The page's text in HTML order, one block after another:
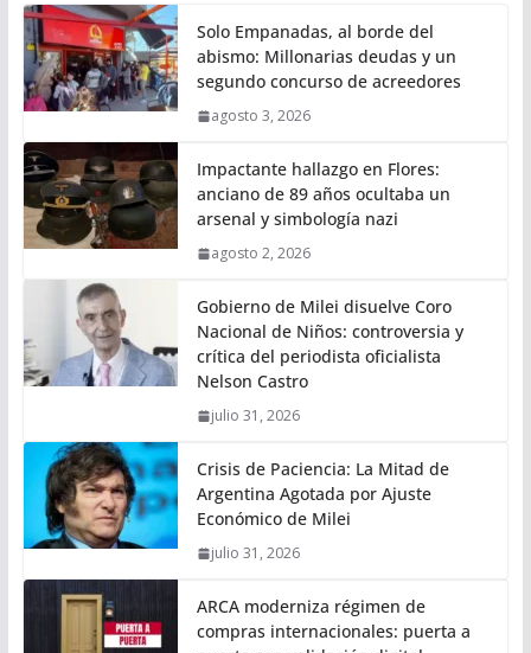
Solo Empanadas, al borde del
abismo: Millonarias deudas y un
segundo concurso de acreedores
agosto 3, 2026
Impactante hallazgo en Flores:
anciano de 89 años ocultaba un
arsenal y simbología nazi
agosto 2, 2026
Gobierno de Milei disuelve Coro
Nacional de Niños: controversia y
crítica del periodista oficialista
Nelson Castro
julio 31, 2026
Crisis de Paciencia: La Mitad de
Argentina Agotada por Ajuste
Económico de Milei
julio 31, 2026
ARCA moderniza régimen de
compras internacionales: puerta a